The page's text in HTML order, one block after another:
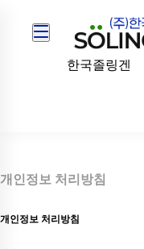
한국졸링겐
개인정보 처리방침
개인정보 처리방침